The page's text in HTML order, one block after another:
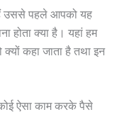
हैं उससे पहले आपको यह
होता क्या है। यहां हम
कहा जाता है तथा इन
ऐसा काम करके पैसे